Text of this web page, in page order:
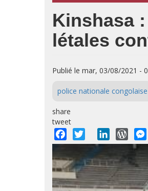
Kinshasa
létales
Publié le mar, 03/08/2021 -
police nationale congolaise
share
tweet
Facebook
Twitter LinkedIn